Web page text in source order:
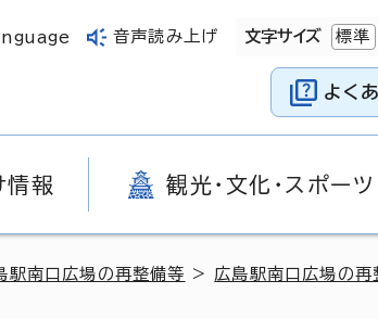
音声読み上げ 文字サイズ 標準
よく
情報 観光・文化・スポーツ
駅南口広場の再整備等 > 広島駅南口広場の再